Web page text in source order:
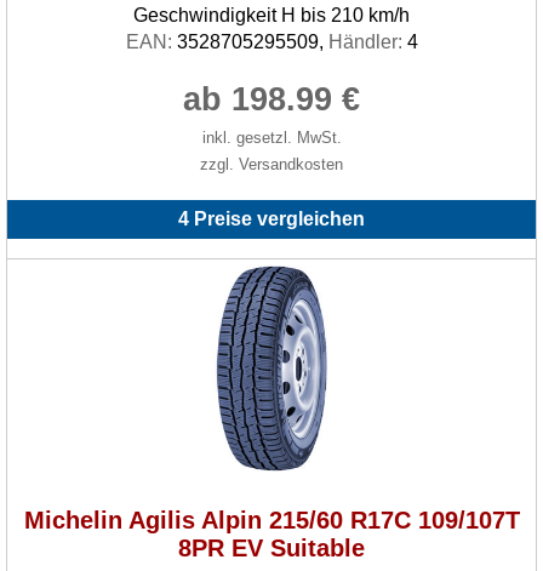
Geschwindigkeit H bis 210 km/h
EAN: 3528705295509, Händler: 4
ab 198.99 €
inkl. gesetzl. MwSt.
zzgl. Versandkosten
4 Preise vergleichen
Michelin Agilis Alpin 215/60 R17C 109/107T
8PR EV Suitable